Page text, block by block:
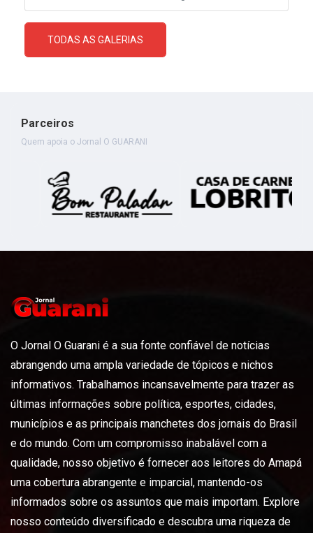
TODAS AS GALERIAS
Parceiros
Quem apoia o Jornal O GUARANI
O Jornal O Guarani é a sua fonte confiável de notícias
abrangendo uma ampla variedade de tópicos e nichos
informativos. Trabalhamos incansavelmente para trazer as
últimas informações sobre política, esportes, cidades,
municípios e as principais manchetes dos jornais do Brasil
e do mundo. Com um compromisso inabalável com a
qualidade, nosso objetivo é fornecer aos leitores do Amapá
uma cobertura abrangente e imparcial, mantendo-os
informados sobre os assuntos que mais importam. Explore
nosso conteúdo diversificado e descubra uma riqueza de